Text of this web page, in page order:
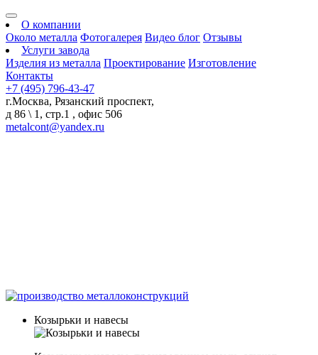
О компании
Около металла Фотогалерея Видео блог Отзывы
Услуги завода
Изделия из металла Проектирование Изготовление
Контакты
+7 (495) 796-43-47
г.Москва, Рязанский проспект,
д 86 \ 1, стр.1 , офис 506
metalcont@yandex.ru
Козырьки и навесы